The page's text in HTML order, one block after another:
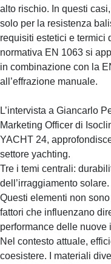
alto rischio. In questi
solo per la resistenza
requisiti estetici e termici
normativa EN 1063 si
in combinazione con la
all’effrazione manuale.
L’intervista a Giancarlo
Marketing Officer di
YACHT 24,
settore yachting.
Tre i temi centrali:
dell’irraggiamento solare.
Questi elementi non
fattori che influenzano
performance delle nuove
Nel contesto attuale,
coesistere. I materiali